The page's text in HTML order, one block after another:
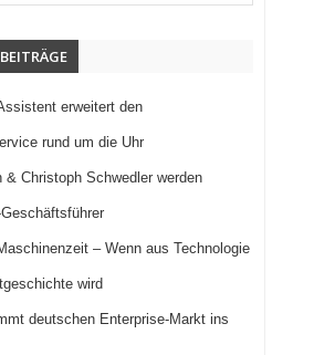
erweitert den
rund um die Uhr
& Christoph Schwedler werden
– Wenn aus Technologie
wird
deutschen Enterprise-Markt ins